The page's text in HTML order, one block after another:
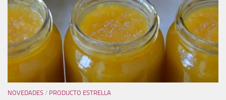
NOVEDADES / PRODUCTO ESTRELLA